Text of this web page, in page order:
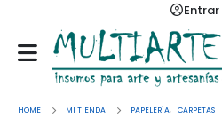
HOME MI TIENDA PAPELERÍA, CARPETAS